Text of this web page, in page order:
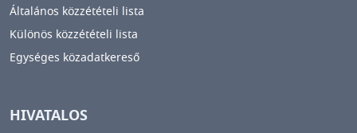
Általános közzétételi lista
Különös közzétételi lista
Egységes közadatkereső
HIVATALOS